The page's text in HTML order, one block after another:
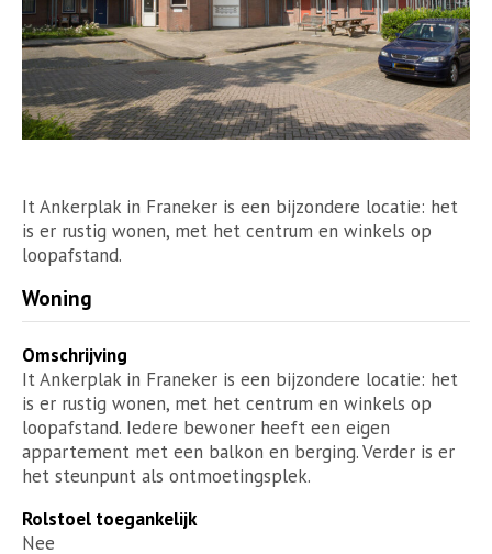
It Ankerplak in Franeker is een bijzondere locatie: het
is er rustig wonen, met het centrum en winkels op
loopafstand.
Woning
Omschrijving
It Ankerplak in Franeker is een bijzondere locatie: het
is er rustig wonen, met het centrum en winkels op
loopafstand. Iedere bewoner heeft een eigen
appartement met een balkon en berging. Verder is er
het steunpunt als ontmoetingsplek.
Rolstoel toegankelijk
Nee